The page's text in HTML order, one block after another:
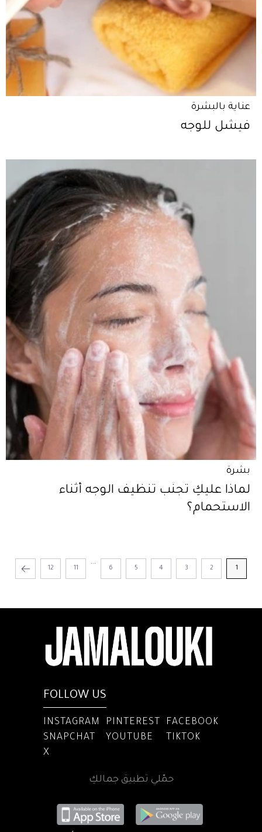
عناية بالبشرة
فيشل للوجه
بشرة
لماذا عليكِ تجنّب تنظيف الوجه أثناء
الاستحمام؟
1
2
3
4
5
6
...
11
12
FOLLOW US
INSTAGRAM PINTEREST
FACEBOOK
SNAPCHAT
YOUTUBE
TIKTOK
X
حمّلي تطبيق جمالكِ